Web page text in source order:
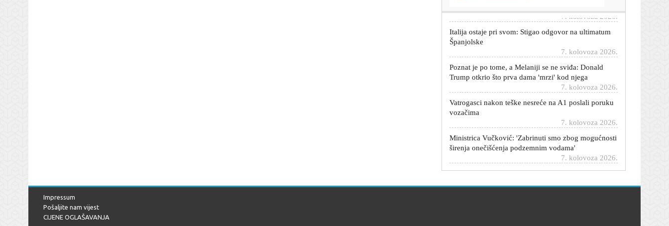
Italija ostaje pri svom: Stigao odgovor na ultimatum
7. kolovoza 2026.
Poznat je po tome, a Melaniji se ne sviđa: Donald
7. kolovoza 2026.
Vatrogasci nakon teške nesreće na A1 poslali poruku
7. kolovoza 2026.
Ministrica Vučković: 'Zabrinuti smo zbog mogućnosti
7. kolovoza 2026.
Srpski policajci zaustavili kamion sa skrivenim
Impressum
Pošaljite nam vijest
CIJENE OGLAŠAVANJA